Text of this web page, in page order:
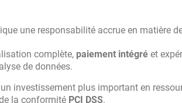
une responsabilité accrue en matière
complète, paiement intégré et
de données.
un investissement plus important en
la conformité PCI DSS.